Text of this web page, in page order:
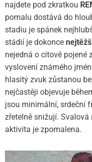
najdete pod zkratkou
pomalu dostává do
stadiu je spánek
stádií je dokonce
nejedná o citově pojené
vyslovení známého
hlasitý zvuk zůstanou
nejčastěji objevuje
jsou minimální, srdeční
zřetelně snižují.
aktivita je zpomalena.